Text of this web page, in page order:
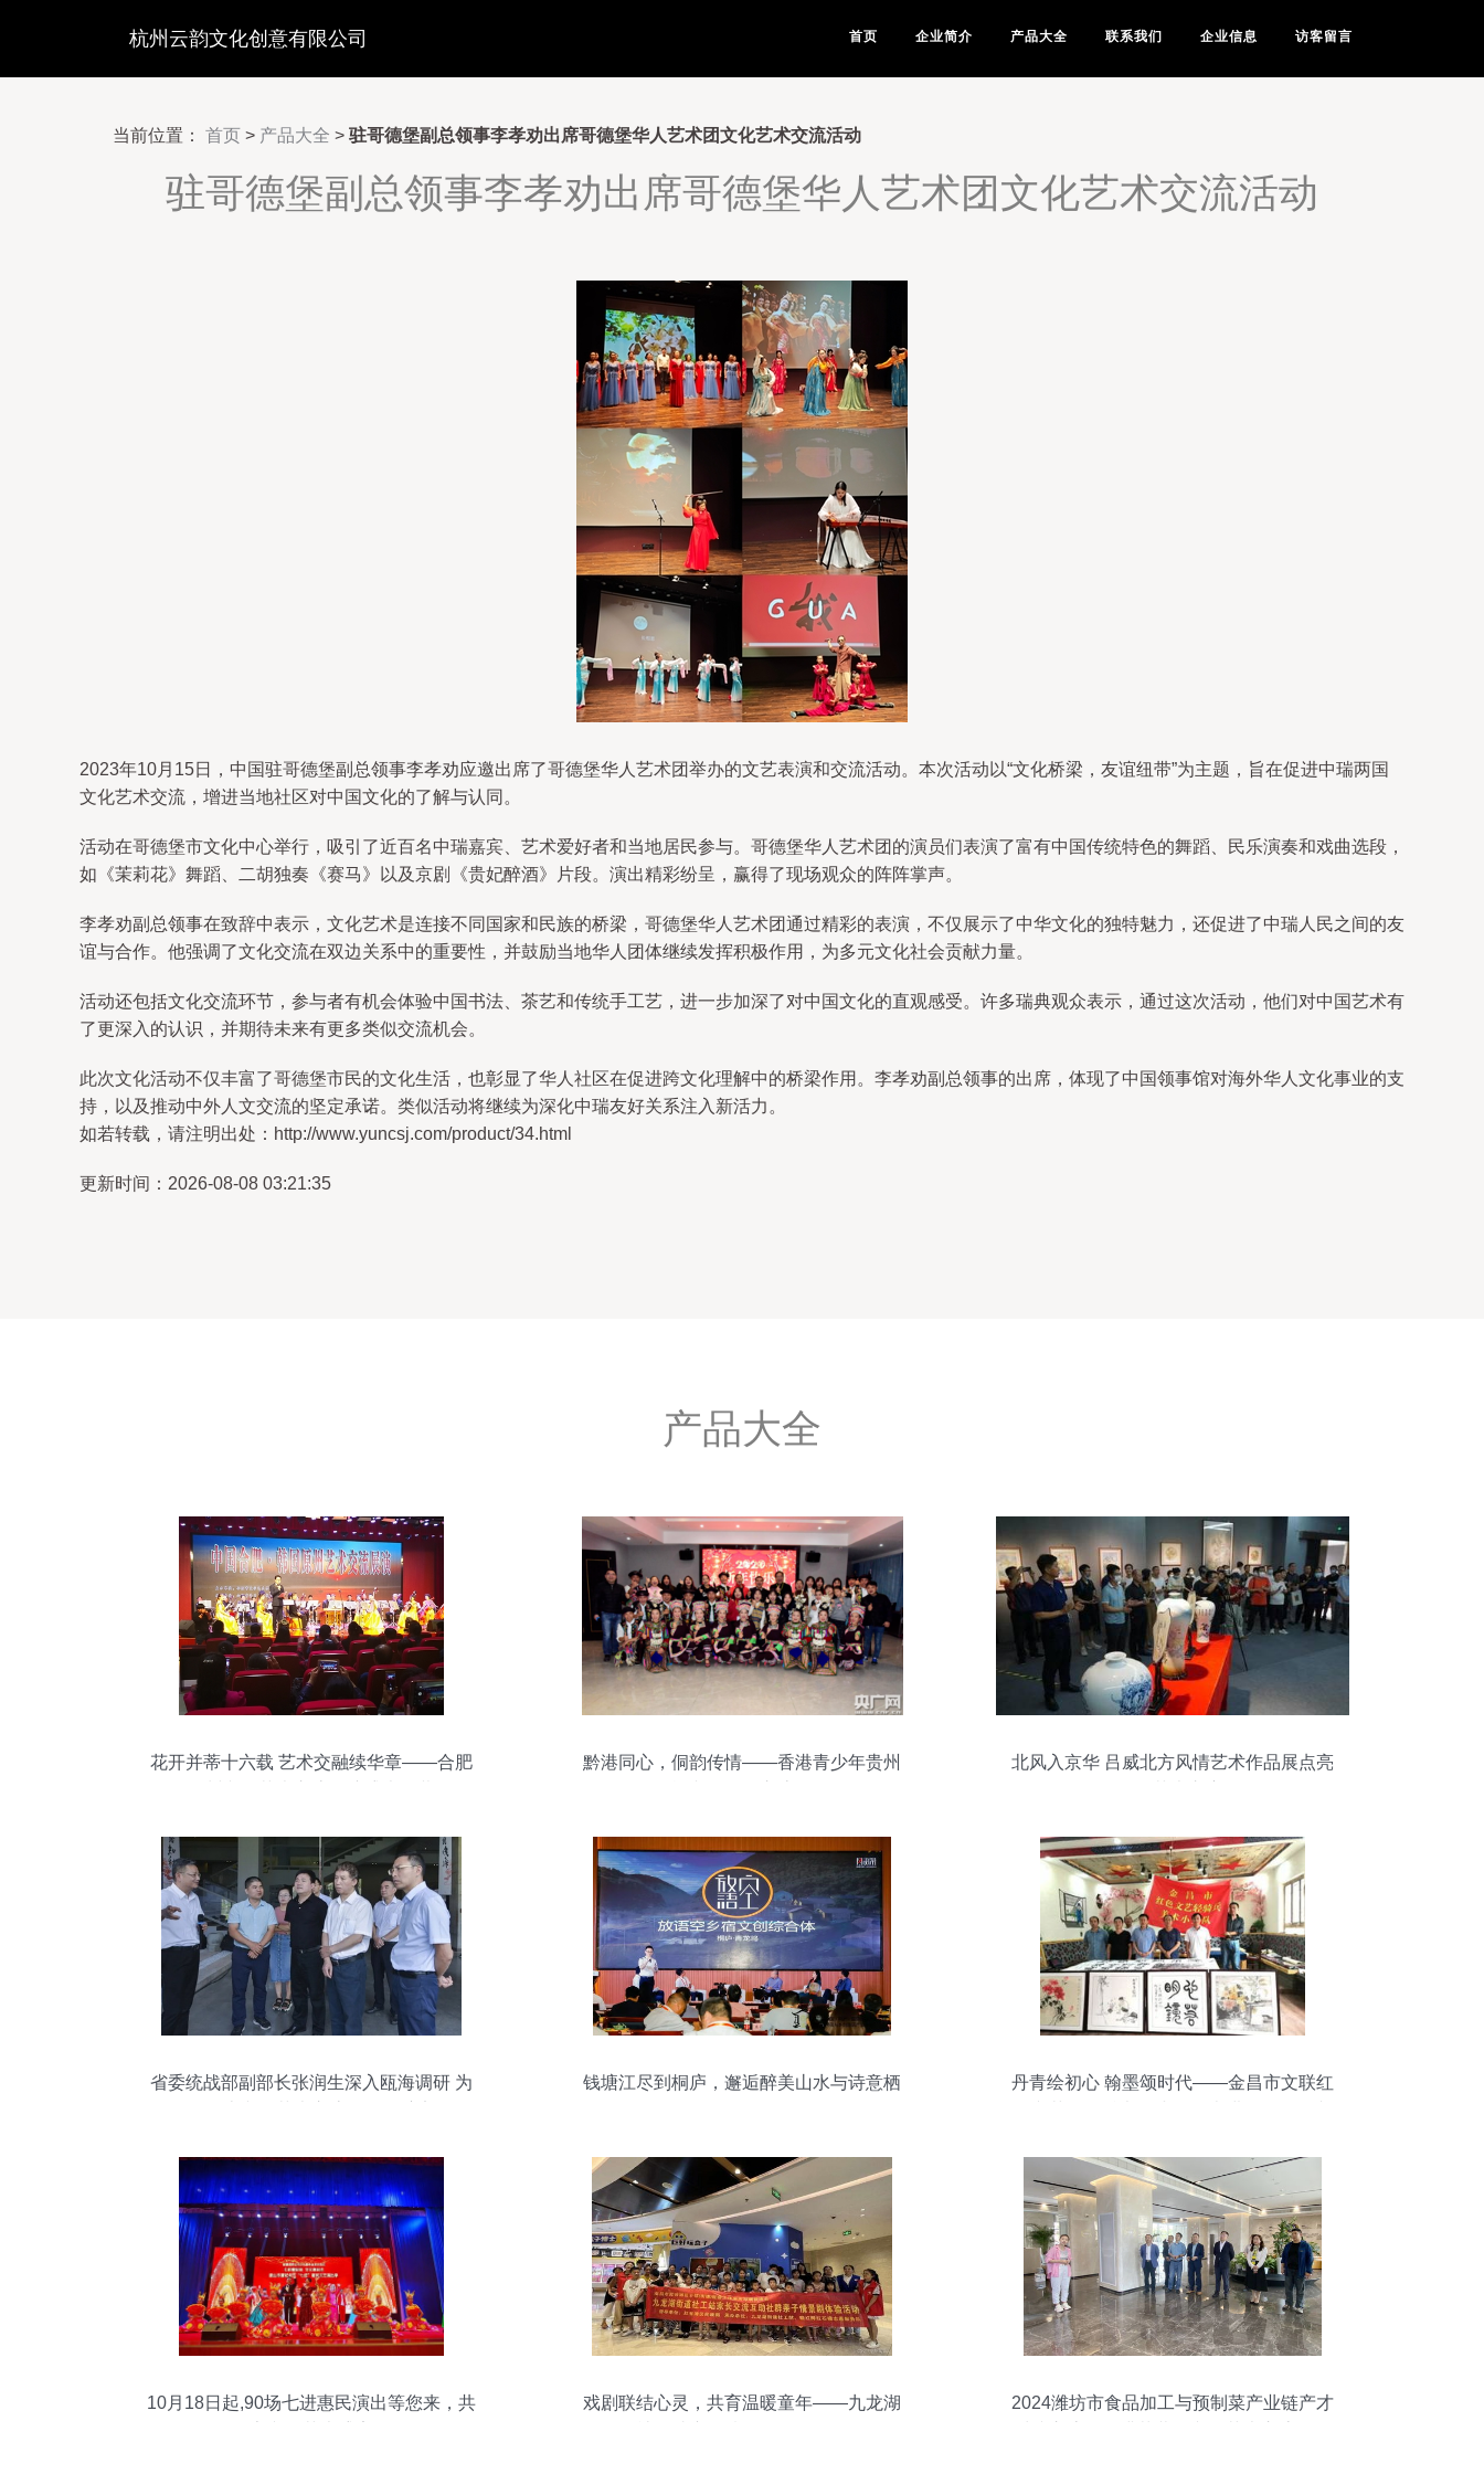
杭州云韵文化创意有限公司 首页 企业简介 产品大全 联系我们 企业信息 访客留言
当前位置： 首页 > 产品大全 > 驻哥德堡副总领事李孝劝出席哥德堡华人艺术团文化艺术交流活动
驻哥德堡副总领事李孝劝出席哥德堡华人艺术团文化艺术交流活动
2023年10月15日，中国驻哥德堡副总领事李孝劝应邀出席了哥德堡华人艺术团举办的文艺表演和交流活动。本次活动以“文化桥梁，友谊纽带”为主题，旨在促进中瑞两国
文化艺术交流，增进当地社区对中国文化的了解与认同。
活动在哥德堡市文化中心举行，吸引了近百名中瑞嘉宾、艺术爱好者和当地居民参与。哥德堡华人艺术团的演员们表演了富有中国传统特色的舞蹈、民乐演奏和戏曲选段，
如《茉莉花》舞蹈、二胡独奏《赛马》以及京剧《贵妃醉酒》片段。演出精彩纷呈，赢得了现场观众的阵阵掌声。
李孝劝副总领事在致辞中表示，文化艺术是连接不同国家和民族的桥梁，哥德堡华人艺术团通过精彩的表演，不仅展示了中华文化的独特魅力，还促进了中瑞人民之间的友
谊与合作。他强调了文化交流在双边关系中的重要性，并鼓励当地华人团体继续发挥积极作用，为多元文化社会贡献力量。
活动还包括文化交流环节，参与者有机会体验中国书法、茶艺和传统手工艺，进一步加深了对中国文化的直观感受。许多瑞典观众表示，通过这次活动，他们对中国艺术有
了更深入的认识，并期待未来有更多类似交流机会。
此次文化活动不仅丰富了哥德堡市民的文化生活，也彰显了华人社区在促进跨文化理解中的桥梁作用。李孝劝副总领事的出席，体现了中国领事馆对海外华人文化事业的支
持，以及推动中外人文交流的坚定承诺。类似活动将继续为深化中瑞友好关系注入新活力。
如若转载，请注明出处：http://www.yuncsj.com/product/34.html
更新时间：2026-08-08 03:21:35
产品大全
花开并蒂十六载 艺术交融续华章——合肥
黔港同心，侗韵传情——香港青少年贵州
北风入京华 吕威北方风情艺术作品展点亮
省委统战部副部长张润生深入瓯海调研 为
钱塘江尽到桐庐，邂逅醉美山水与诗意栖
丹青绘初心 翰墨颂时代——金昌市文联红
10月18日起,90场七进惠民演出等您来，共
戏剧联结心灵，共育温暖童年——九龙湖
2024潍坊市食品加工与预制菜产业链产才